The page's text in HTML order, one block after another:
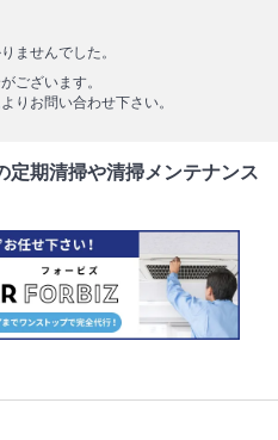
ませんでした。
ございます。
よりお問い合わせ下さい。
定期清掃や清掃メンテナンス